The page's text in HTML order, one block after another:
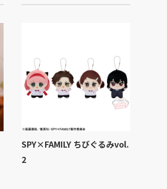
SPY×FAMILY ちびぐるみvol.
2